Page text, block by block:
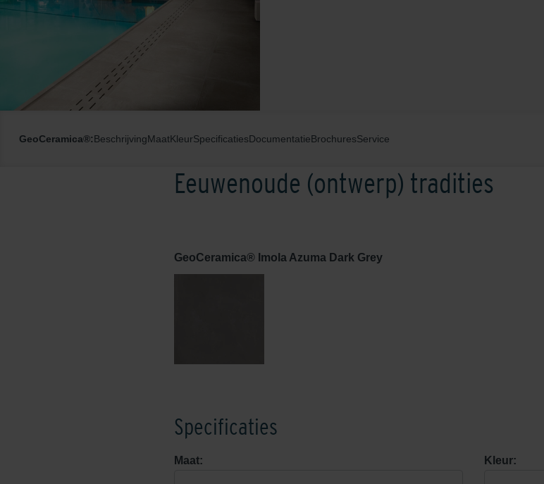
GeoCeramica®:BeschrijvingMaatKleurSpecificatiesDocumentatieBrochuresService
Eeuwenoude (ontwerp) tradities
GeoCeramica® Imola Azuma Dark Grey
Specificaties
Maat: Kleur: